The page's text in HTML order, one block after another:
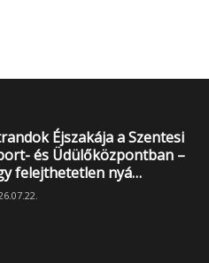
Éjszakája a Szentesi
és Üdülőközpontban –
felejthetetlen nyá…